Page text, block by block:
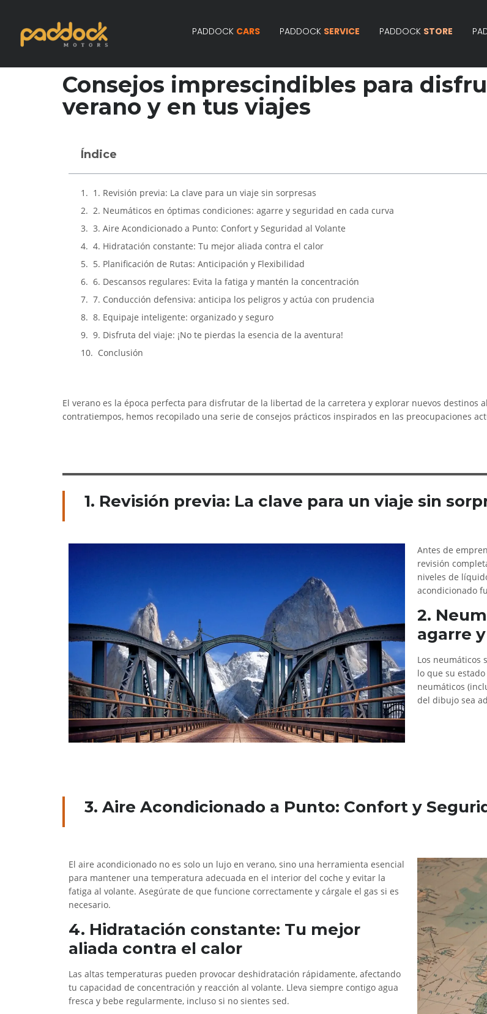
PADDOCK CARS PADDOCK SERVICE PADDOCK STORE
Consejos imprescindibles para
verano y en tus viajes
Índice
1. Revisión previa: La clave para un viaje sin sorpresas
2. Neumáticos en óptimas condiciones: agarre y seguridad en cada curva
3. Aire Acondicionado a Punto: Confort y Seguridad al Volante
4. Hidratación constante: Tu mejor aliada contra el calor
5. Planificación de Rutas: Anticipación y Flexibilidad
6. Descansos regulares: Evita la fatiga y mantén la concentración
7. Conducción defensiva: anticipa los peligros y actúa con prudencia
8. Equipaje inteligente: organizado y seguro
9. Disfruta del viaje: ¡No te pierdas la esencia de la aventura!
Conclusión
El verano es la época perfecta para disfrutar de la libertad de la carretera y explorar nuevos destinos
contratiempos, hemos recopilado una serie de consejos prácticos inspirados en las preocupaciones
1. Revisión previa: La clave para un viaje sin
Antes de
revisión
niveles de
acondicionado
2.
agarre
Los neumáticos
lo que su
neumáticos
del dibujo sea
3. Aire Acondicionado a Punto: Confort y
El aire acondicionado no es solo un lujo en verano, sino una herramienta esencial
para mantener una temperatura adecuada en el interior del coche y evitar la
fatiga al volante. Asegúrate de que funcione correctamente y cárgale el gas si es
necesario.
4. Hidratación constante: Tu mejor
aliada contra el calor
Las altas temperaturas pueden provocar deshidratación rápidamente, afectando
tu capacidad de concentración y reacción al volante. Lleva siempre contigo agua
fresca y bebe regularmente, incluso si no sientes sed.